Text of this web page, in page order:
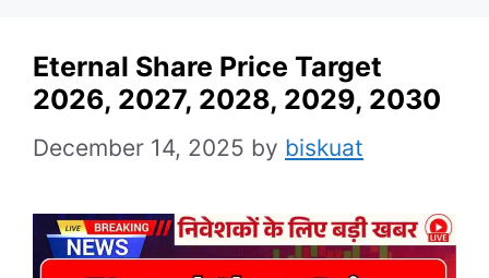
Eternal Share Price Target
2026, 2027, 2028, 2029, 2030
December 14, 2025 by biskuat